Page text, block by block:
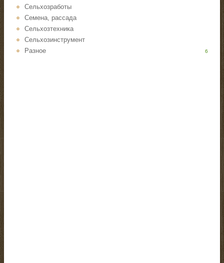
Сельхозработы
Семена, рассада
Сельхозтехника
Сельхозинструмент
Разное
6